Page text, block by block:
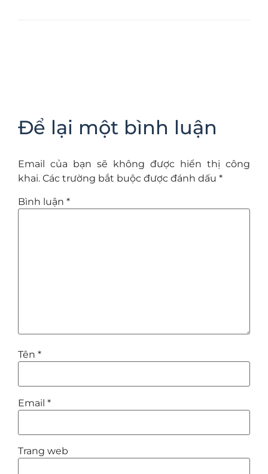
Để lại một bình luận
Email của bạn sẽ không được hiển thị công
khai. Các trường bắt buộc được đánh dấu *
Bình luận *
Tên *
Email *
Trang web